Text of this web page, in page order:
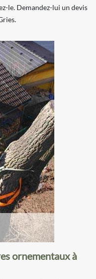
le. Demandez-lui un devis
ornementaux à